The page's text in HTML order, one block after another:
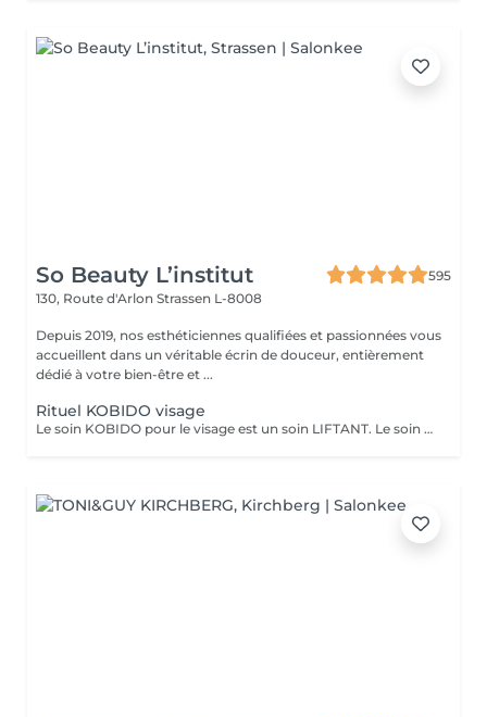
So Beauty L’institut
595
130, Route d'Arlon Strassen L-8008
Depuis 2019, nos esthéticiennes qualifiées et passionnées vous
accueillent dans un véritable écrin de douceur, entièrement
dédié à votre bien-être et ...
Rituel KOBIDO visage
Le soin KOBIDO pour le visage est un soin LIFTANT. Le soin dure 1h15, et vous permettra de lifter complètement votre visage. Il est idéal de venir démaquillé pour commencer ce rituel. La praticienne commencera par un enchaînement de serviettes chaudes, puis viendra stimuler les cellules avec un instrument le RIDOKI. Suivi d'un massage doux avec des techniques de massage spécifiques au Kobido. Puis elle effectura des points de pressions sur les méridiens, pour terminer avec un passage au ROULEAU DE JADE. Laissez-vous porter par ce rituel anti-âge d'exeption à la fois relaxant et liftant.